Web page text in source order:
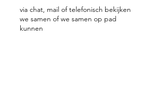
via chat, mail of telefonisch bekijken
we samen of we samen op pad
kunnen